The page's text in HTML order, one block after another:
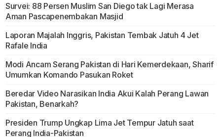
Survei: 88 Persen Muslim San Diego tak Lagi Merasa
Aman Pascapenembakan Masjid
Laporan Majalah Inggris, Pakistan Tembak Jatuh 4 Jet
Rafale India
Modi Ancam Serang Pakistan di Hari Kemerdekaan, Sharif
Umumkan Komando Pasukan Roket
Beredar Video Narasikan India Akui Kalah Perang Lawan
Pakistan, Benarkah?
Presiden Trump Ungkap Lima Jet Tempur Jatuh saat
Perang India-Pakistan